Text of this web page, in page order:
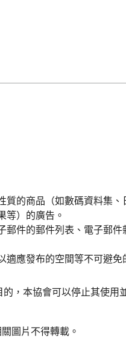
質的商品（如數碼資料集、
等）的廣告。
郵件的郵件列表、電子郵件
適應發布的空間等不可避免
，本協會可以停止其使用
圖片不得轉載。